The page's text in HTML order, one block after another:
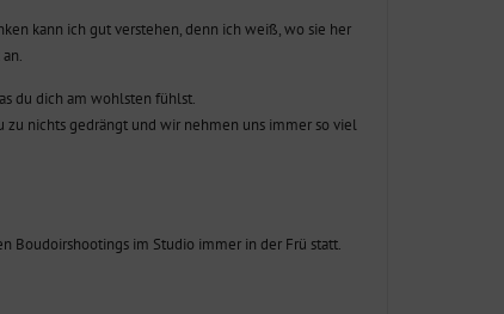
kann ich gut verstehen, denn ich weiß, wo sie her
du dich am wohlsten fühlst.
zu nichts gedrängt und wir nehmen uns immer so viel
Boudoirshootings im Studio immer in der Frü statt.